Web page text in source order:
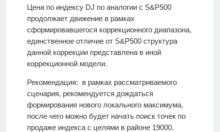
Цена по индексу DJ по аналогии с S&P500
продолжает движение в рамках
сформировавшегося коррекционного диапазона,
единственное отличие от S&P500 структура
данной коррекции представлена в иной
коррекционной модели.
Рекомендация: в рамках рассматриваемого
сценария, рекомендуется дождаться
формирования нового локального максимума,
после чего можно будет начать поиск точек по
продаже индекса с целями в районе 19000.